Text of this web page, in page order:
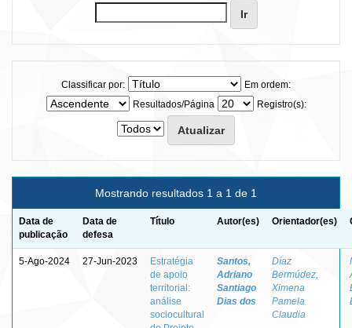
Classificar por:
Em ordem:
Resultados/Página
Registro(s):
Mostrando resultados 1 a 1 de 1
Data de
publicação
Data de
defesa
Título Autor(es) Orientador(es)
5-Ago-2024 27-Jun-2023
Estratégia
de apoio
territorial:
análise
sociocultural
Santos,
Adriano
Santiago
Dias dos
Díaz
Bermúdez,
Ximena
Pamela
Claudia